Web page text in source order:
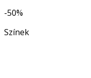
-50%
Színek